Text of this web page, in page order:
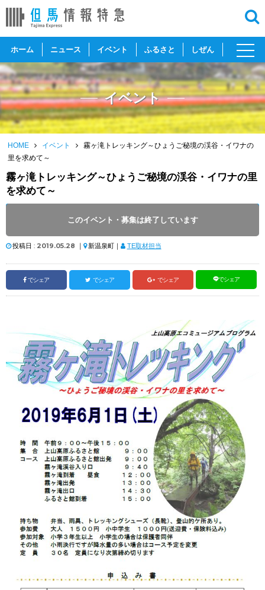
ホーム ニュース イベント ふるさと しぜん
toggle
イベント
HOME イベント
霧ヶ滝トレッキング～ひょうご秘境の渓谷・イワナの
里を求めて～
霧ヶ滝トレッキング～ひょうご秘境の渓谷・イワナの里
を求めて～
このイベント・募集は終了しています
開催時間 : 09:00 ～ 15:00
投稿日 : 2019.05.28 ｜ 新温泉町｜ TE取材担当
でシェア でシェア でシェア でシェア